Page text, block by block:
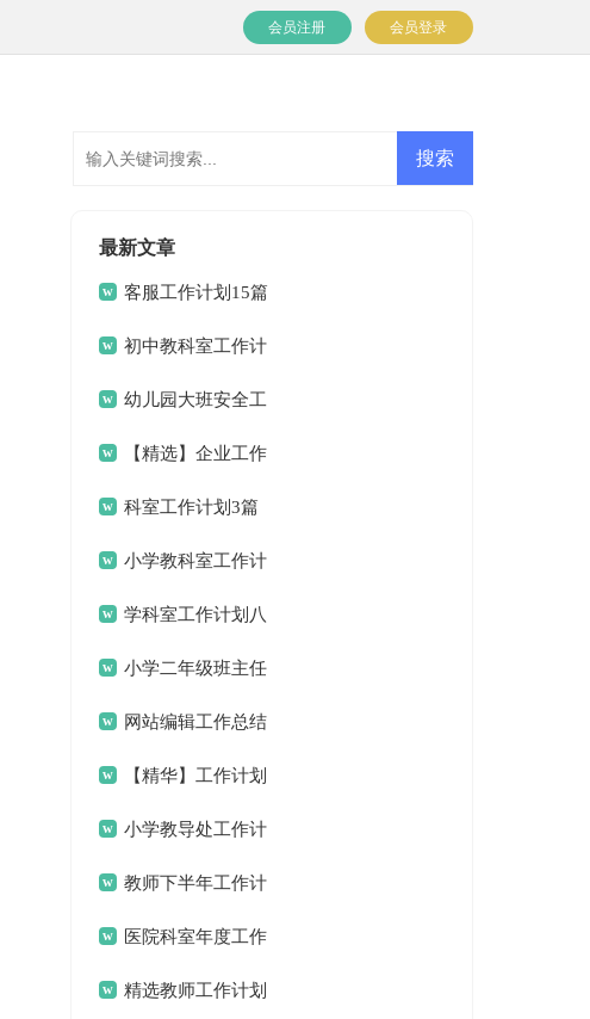
会员登录
会员注册
最新文章
客服工作计划15篇
初中教科室工作计
划 幼儿园大班安全工
作计划(15篇)
【精选】企业工作
计划四篇
科室工作计划3篇
小学教科室工作计
划 学科室工作计划八
篇 小学二年级班主任
工作计划集合15篇
网站编辑工作总结
15篇【精华】工作计划
范文汇编5篇
小学教导处工作计
划 教师下半年工作计
划 医院科室年度工作
计划精选教师工作计划